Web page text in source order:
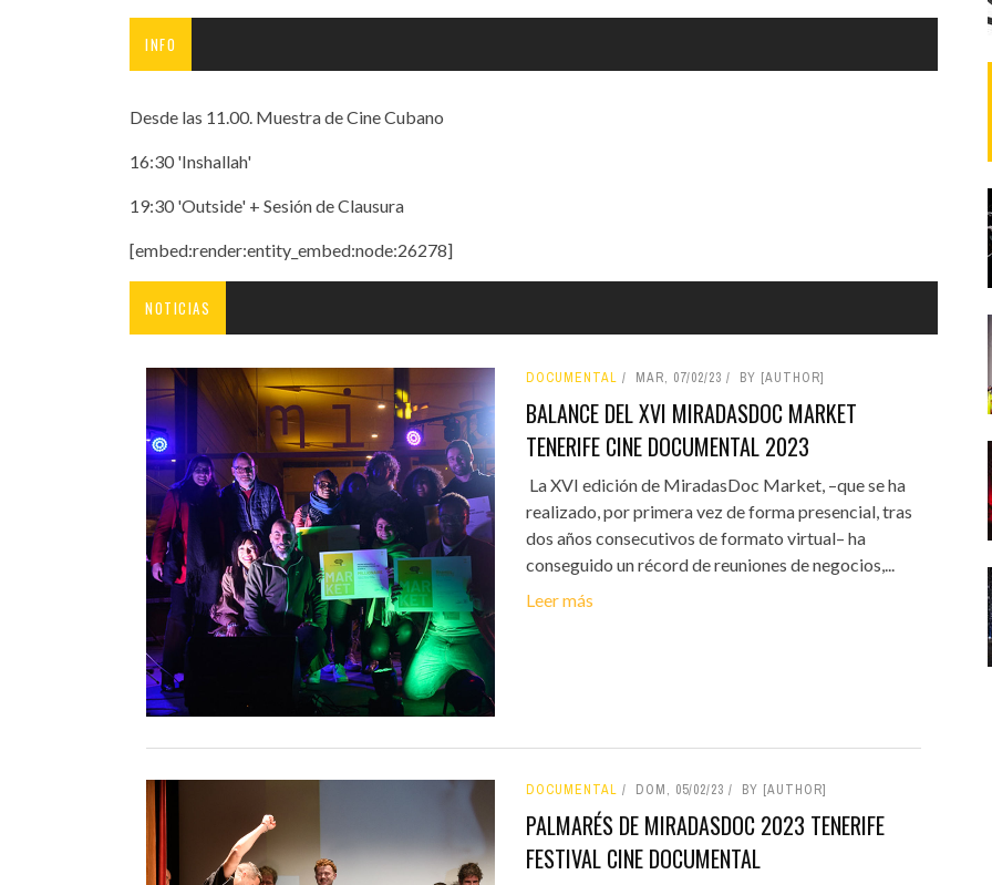
INFO
Desde las 11.00. Muestra de Cine Cubano
16:30 'Inshallah'
19:30 'Outside' + Sesión de Clausura
[embed:render:entity_embed:node:26278]
NOTICIAS
DOCUMENTAL MAR, 07/02/23 BY [AUTHOR]
BALANCE DEL XVI MIRADASDOC MARKET
TENERIFE CINE DOCUMENTAL 2023
La XVI edición de MiradasDoc Market, –que se ha
realizado, por primera vez de forma presencial, tras
dos años consecutivos de formato virtual– ha
conseguido un récord de reuniones de negocios,...
Leer más
DOCUMENTAL DOM, 05/02/23 BY [AUTHOR]
PALMARÉS DE MIRADASDOC 2023 TENERIFE
FESTIVAL CINE DOCUMENTAL